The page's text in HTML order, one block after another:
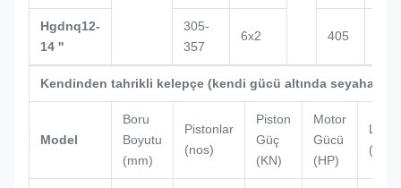
Hgdnq12-
14 ''
305-
357
6x2 405
Kendinden tahrikli kelepçe (kendi gücü altında seyahat
Model
Boru
Boyutu
(mm)
Pistonlar
(nos)
Piston
Güç
(KN)
Motor
Gücü
(HP)
L
(mm)